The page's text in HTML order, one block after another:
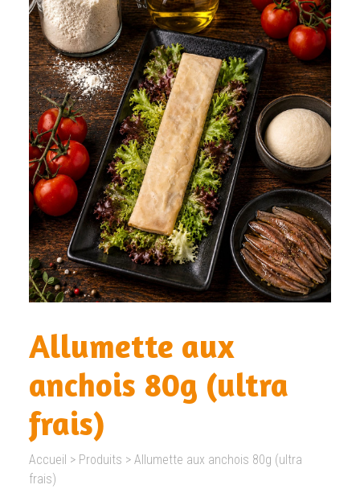
Allumette aux
anchois 80g (ultra
frais)
Accueil > Produits > Allumette aux anchois 80g (ultra
frais)